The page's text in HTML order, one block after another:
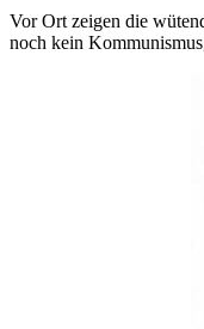
Vor Ort zeigen die
noch kein